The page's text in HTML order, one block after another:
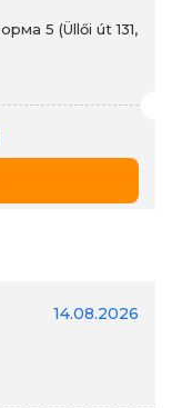
5 (Üllői út 131,
14.08.2026